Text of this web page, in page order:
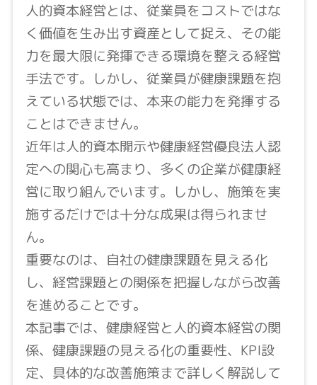
人的資本経営とは、従業員をコストではな
く価値を生み出す資産として捉え、その能
力を最大限に発揮できる環境を整える経営
手法です。しかし、従業員が健康課題を抱
えている状態では、本来の能力を発揮する
ことはできません。
近年は人的資本開示や健康経営優良法人認
定への関心も高まり、多くの企業が健康経
営に取り組んでいます。しかし、施策を実
施するだけでは十分な成果は得られませ
ん。
重要なのは、自社の健康課題を見える化
し、経営課題との関係を把握しながら改善
を進めることです。
本記事では、健康経営と人的資本経営の関
係、健康課題の見える化の重要性、KPI設
定、具体的な改善施策まで詳しく解説して